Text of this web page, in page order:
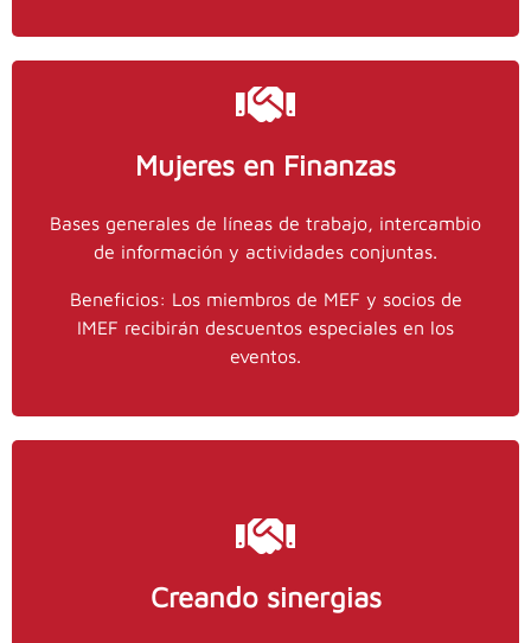
Mujeres en Finanzas
Bases generales de líneas de trabajo, intercambio
de información y actividades conjuntas.
Beneficios: Los miembros de MEF y socios de
IMEF recibirán descuentos especiales en los
eventos.
Contacto IMEF
9151 5100
ext. 0
Creando sinergias
Contacto